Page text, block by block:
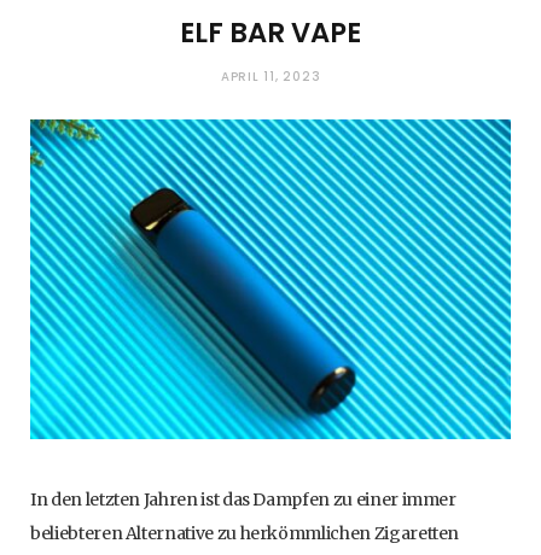
ELF BAR VAPE
APRIL 11, 2023
In den letzten Jahren ist das Dampfen zu einer immer
beliebteren Alternative zu herkömmlichen Zigaretten